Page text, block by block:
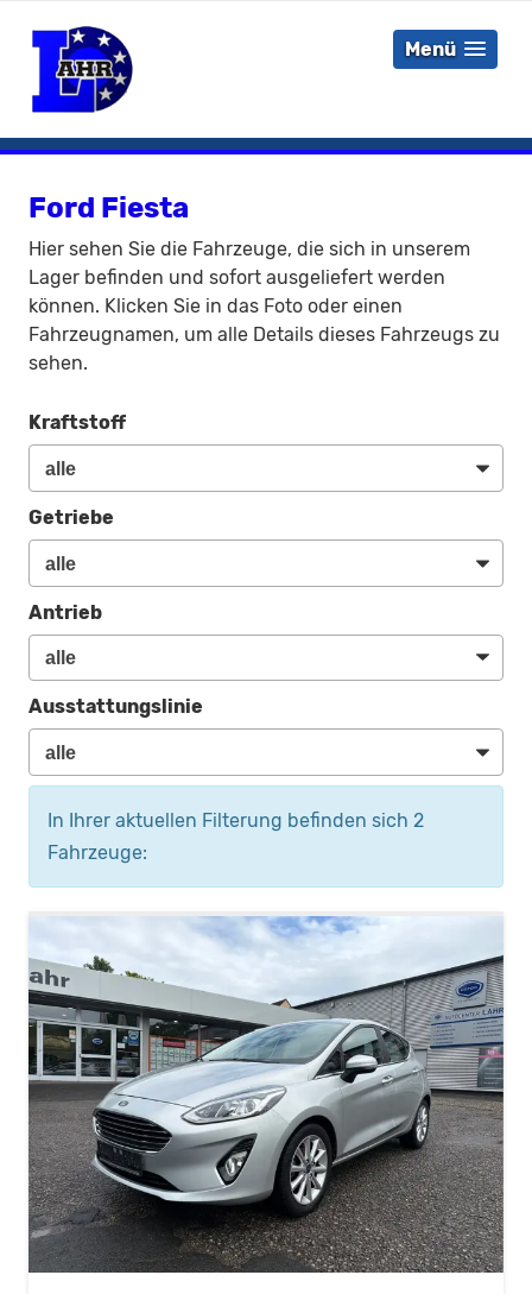
Menü
Ford Fiesta
Hier sehen Sie die Fahrzeuge, die sich in unserem
Lager befinden und sofort ausgeliefert werden
können. Klicken Sie in das Foto oder einen
Fahrzeugnamen, um alle Details dieses Fahrzeugs zu
sehen.
Kraftstoff
Getriebe
Antrieb
Ausstattungslinie
In Ihrer aktuellen Filterung befinden sich 2
Fahrzeuge: